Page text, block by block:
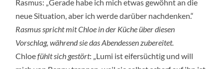
Rasmus: „Gerade habe ich mich etwas gewöhnt an die
neue Situation, aber ich werde darüber nachdenken.“
Rasmus spricht mit Chloe in der Küche über diesen
Vorschlag, während sie das Abendessen zubereitet.
Chloefühlt sich gestört: „Lumi ist eifersüchtig und will